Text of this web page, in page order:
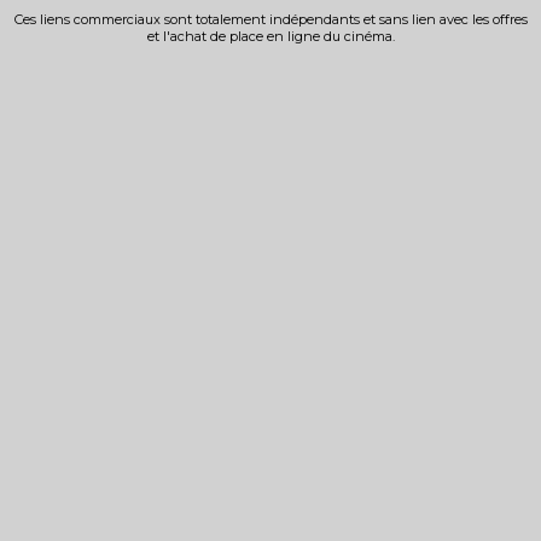
Ces liens commerciaux sont totalement indépendants et sans lien avec les offres
et l'achat de place en ligne du cinéma.